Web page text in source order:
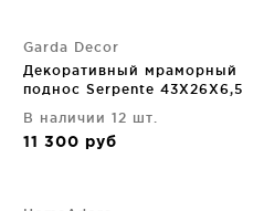
Garda Decor
Декоративный мраморный
поднос Serpente 43X26X6,5
В наличии 12 шт.
11 300 руб